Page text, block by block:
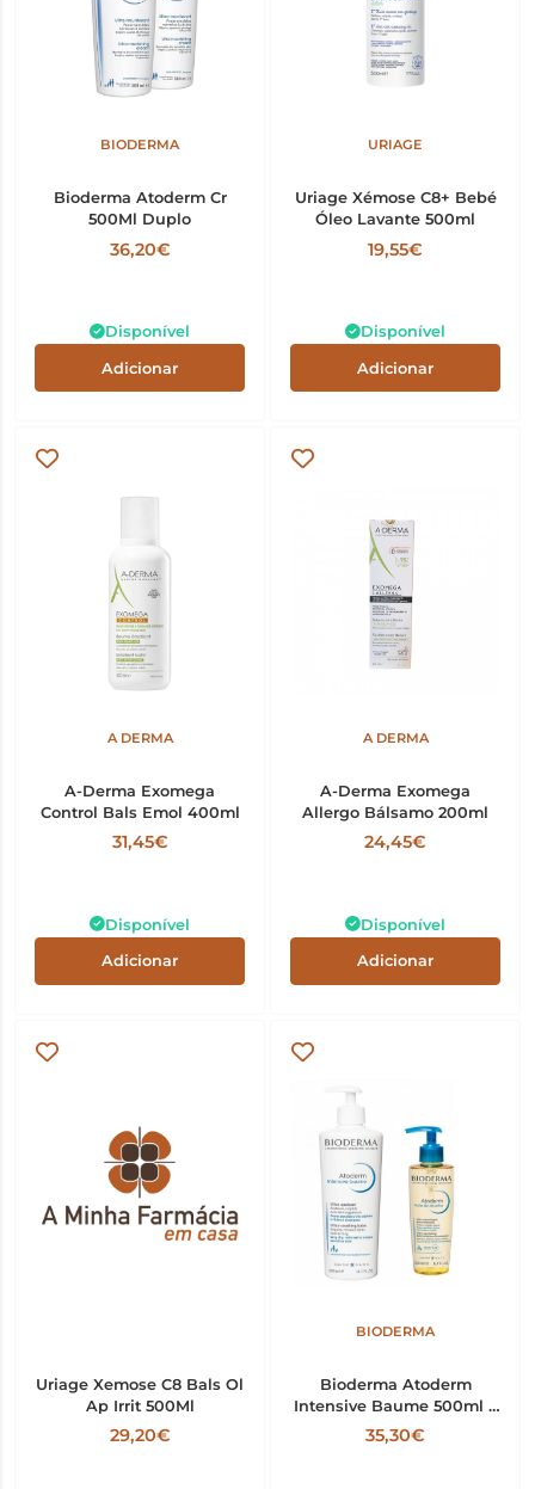
BIODERMA
Bioderma Atoderm Cr
500Ml Duplo
36,20€
Disponível
Adicionar
URIAGE
Uriage Xémose C8+ Bebé
Óleo Lavante 500ml
19,55€
Disponível
Adicionar
A DERMA
A-Derma Exomega
Control Bals Emol 400ml
31,45€
Disponível
Adicionar
A DERMA
A-Derma Exomega
Allergo Bálsamo 200ml
24,45€
Disponível
Adicionar
Uriage Xemose C8 Bals Ol
Ap Irrit 500Ml
29,20€
BIODERMA
Bioderma Atoderm
Intensive Baume 500ml +
Óleo Duche 200ml
35,30€